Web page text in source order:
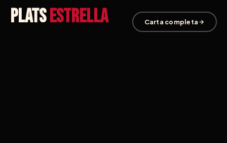
Platsestrella Carta completa